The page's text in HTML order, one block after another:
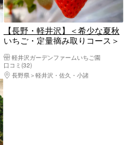
【長野・軽井沢】＜希少な夏秋
いちご・定量摘み取りコース＞
練乳無料 軽井沢駅から車で15
分！初心者・お子様歓迎！
軽井沢ガーデンファームいちご園
口コミ(32)
長野県
軽井沢・佐久・小諸